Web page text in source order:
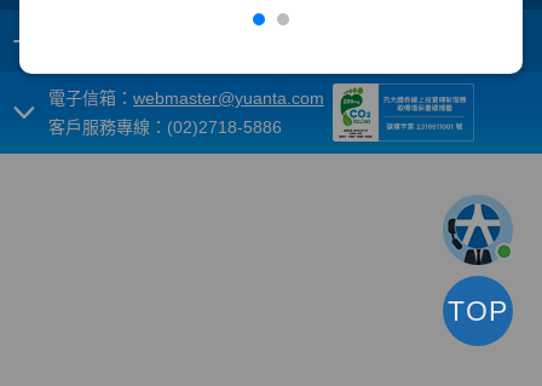
+
電子信箱： webmaster@yuanta.com
客戶服務專線：(02)2718-5886
TOP